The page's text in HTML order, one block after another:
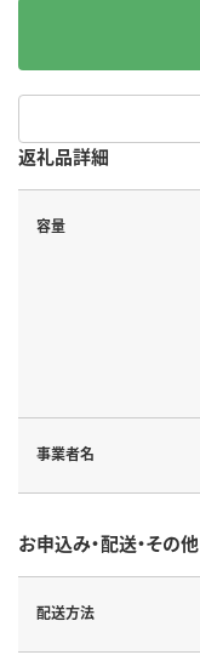
返礼品詳細
容量
事業者名
お申込み・配送・その他
配送方法